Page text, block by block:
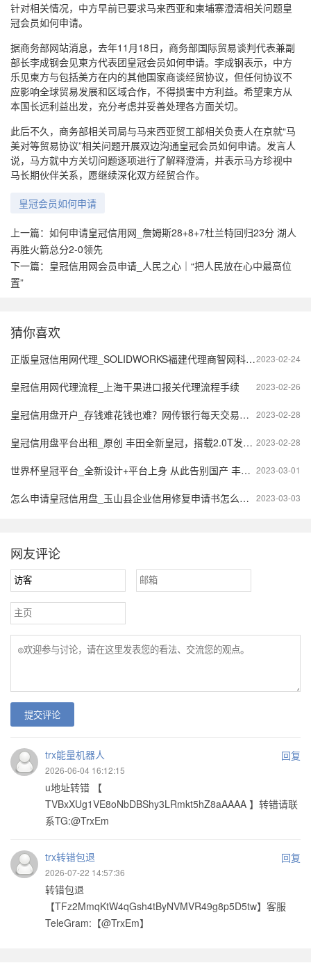
针对相关情况，中方早前已要求马来西亚和柬埔寨澄清相关问题皇
冠会员如何申请。
据商务部网站消息，去年11月18日，商务部国际贸易谈判代表兼副
部长李成钢会见柬方代表团皇冠会员如何申请。李成钢表示，中方
乐见柬方与包括美方在内的其他国家商谈经贸协议，但任何协议不
应影响全球贸易发展和区域合作，不得损害中方利益。希望柬方从
本国长远利益出发，充分考虑并妥善处理各方面关切。
此后不久，商务部相关司局与马来西亚贸工部相关负责人在京就“马
美对等贸易协议”相关问题开展双边沟通皇冠会员如何申请。发言人
说，马方就中方关切问题逐项进行了解释澄清，并表示马方珍视中
马长期伙伴关系，愿继续深化双方经贸合作。
皇冠会员如何申请
上一篇： 如何申请皇冠信用网_詹姆斯28+8+7杜兰特回归23分 湖人
再胜火箭总分2-0领先
下一篇： 皇冠信用网会员申请_人民之心｜“把人民放在心中最高位
置”
猜你喜欢
2023-02-24
正版皇冠信用网代理_SOLIDWORKS福建代理商智网科技，正版服务热线181-2076-1282
2023-02-26
皇冠信用网代理流程_上海干果进口报关代理流程手续
2023-02-28
皇冠信用盘开户_存钱难花钱也难？网传银行每天交易限额5000元？多家银行回应
2023-02-28
皇冠信用盘平台出租_原创 丰田全新皇冠，搭载2.0T发动机匹配8AT变速箱，轴距为2920mm
2023-03-01
世界杯皇冠平台_​全新设计+平台上身 从此告别国产 丰田皇冠Sedan将于广州车展亮相
2023-03-03
怎么申请皇冠信用盘_玉山县企业信用修复申请书怎么填写，需要准备什么资料
网友评论
提交评论
trx能量机器人 回复
2026-06-04 16:12:15
u地址转错 【
TVBxXUg1VE8oNbDBShy3LRmkt5hZ8aAAAA 】转错请联
系TG:@TrxEm
trx转错包退 回复
2026-07-22 14:57:36
转错包退
【TFz2MmqKtW4qGsh4tByNVMVR49g8p5D5tw】客服
TeleGram:【@TrxEm】